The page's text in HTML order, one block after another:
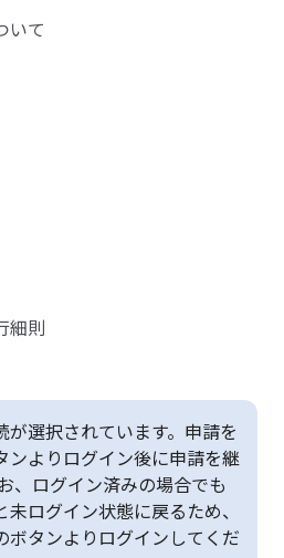
いて
細則
が選択されています。申請を
ンよりログイン後に申請を継
、ログイン済みの場合でも
ログイン状態に戻るため、
ボタンよりログインしてくだ